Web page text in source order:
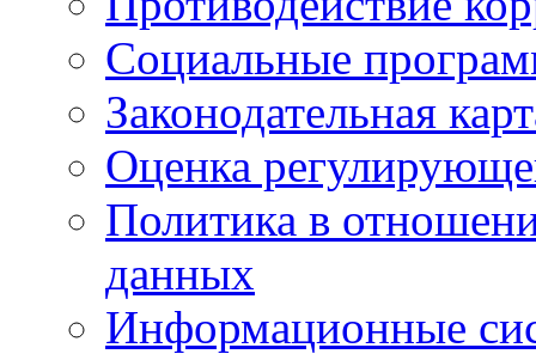
Социальные
Законодательная
Оценка
Политика в
данных
Информационные